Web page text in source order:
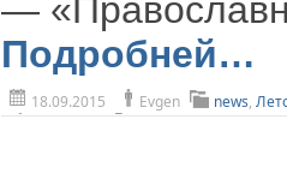
—
Подробней…
18.09.2015 Evgen news,